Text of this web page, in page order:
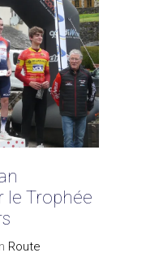
le Trophée
Route